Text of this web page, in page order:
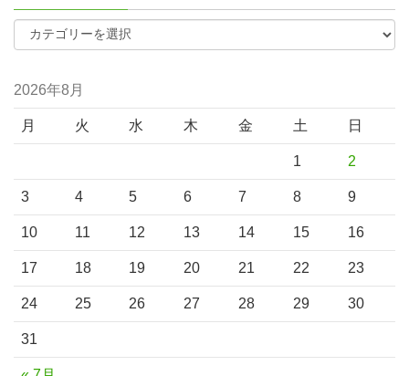
2026年8月
月 火 水 木 金 土 日
1 2
3 4 5 6 7 8 9
10 11 12 13 14 15 16
17 18 19 20 21 22 23
24 25 26 27 28 29 30
31